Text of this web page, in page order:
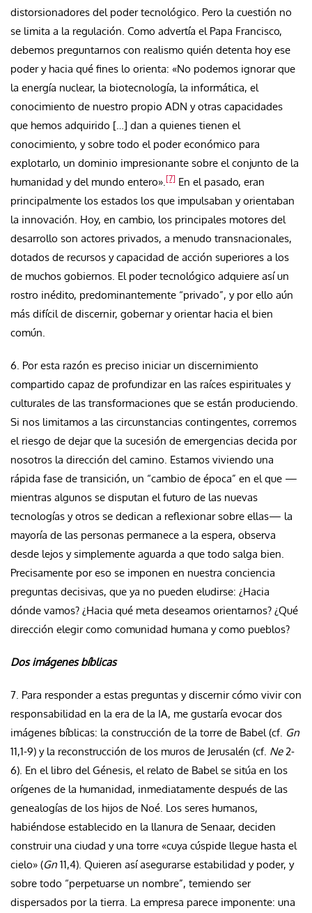
distorsionadores del poder tecnológico. Pero la cuestión no
se limita a la regulación. Como advertía el Papa Francisco,
debemos preguntarnos con realismo quién detenta hoy ese
poder y hacia qué fines lo orienta: «No podemos ignorar que
la energía nuclear, la biotecnología, la informática, el
conocimiento de nuestro propio ADN y otras capacidades
que hemos adquirido […] dan a quienes tienen el
conocimiento, y sobre todo el poder económico para
explotarlo, un dominio impresionante sobre el conjunto de la
humanidad y del mundo entero».[7] En el pasado, eran
principalmente los estados los que impulsaban y orientaban
la innovación. Hoy, en cambio, los principales motores del
desarrollo son actores privados, a menudo transnacionales,
dotados de recursos y capacidad de acción superiores a los
de muchos gobiernos. El poder tecnológico adquiere así un
rostro inédito, predominantemente “privado”, y por ello aún
más difícil de discernir, gobernar y orientar hacia el bien
común.
6. Por esta razón es preciso iniciar un discernimiento
compartido capaz de profundizar en las raíces espirituales y
culturales de las transformaciones que se están produciendo.
Si nos limitamos a las circunstancias contingentes, corremos
el riesgo de dejar que la sucesión de emergencias decida por
nosotros la dirección del camino. Estamos viviendo una
rápida fase de transición, un “cambio de época” en el que —
mientras algunos se disputan el futuro de las nuevas
tecnologías y otros se dedican a reflexionar sobre ellas— la
mayoría de las personas permanece a la espera, observa
desde lejos y simplemente aguarda a que todo salga bien.
Precisamente por eso se imponen en nuestra conciencia
preguntas decisivas, que ya no pueden eludirse: ¿Hacia
dónde vamos? ¿Hacia qué meta deseamos orientarnos? ¿Qué
dirección elegir como comunidad humana y como pueblos?
Dos imágenes bíblicas
7. Para responder a estas preguntas y discernir cómo vivir con
responsabilidad en la era de la IA, me gustaría evocar dos
imágenes bíblicas: la construcción de la torre de Babel (cf. Gn
11,1-9) y la reconstrucción de los muros de Jerusalén (cf. Ne2-
6). En el libro del Génesis, el relato de Babel se sitúa en los
orígenes de la humanidad, inmediatamente después de las
genealogías de los hijos de Noé. Los seres humanos,
habiéndose establecido en la llanura de Senaar, deciden
construir una ciudad y una torre «cuya cúspide llegue hasta el
cielo» (Gn 11,4). Quieren así asegurarse estabilidad y poder, y
sobre todo “perpetuarse un nombre”, temiendo ser
dispersados por la tierra. La empresa parece imponente: una